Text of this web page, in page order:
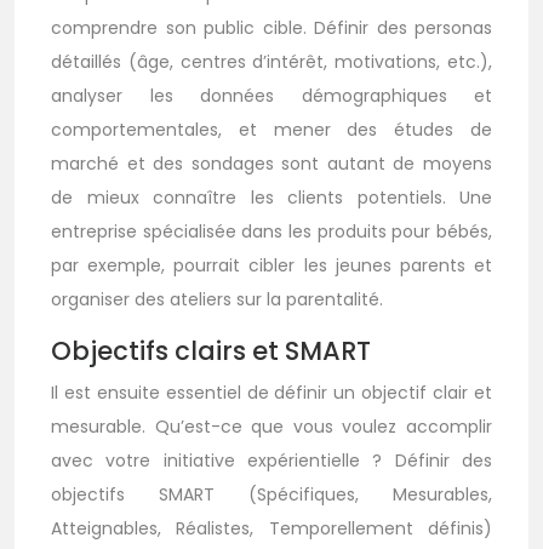
comprendre son public cible. Définir des personas
détaillés (âge, centres d’intérêt, motivations, etc.),
analyser les données démographiques et
comportementales, et mener des études de
marché et des sondages sont autant de moyens
de mieux connaître les clients potentiels. Une
entreprise spécialisée dans les produits pour bébés,
par exemple, pourrait cibler les jeunes parents et
organiser des ateliers sur la parentalité.
Objectifs clairs et SMART
Il est ensuite essentiel de définir un objectif clair et
mesurable. Qu’est-ce que vous voulez accomplir
avec votre initiative expérientielle ? Définir des
objectifs SMART (Spécifiques, Mesurables,
Atteignables, Réalistes, Temporellement définis)